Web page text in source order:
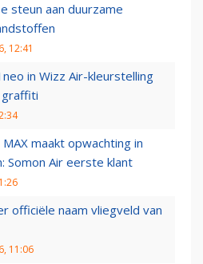
steun aan duurzame
12:41
in Wizz Air-kleurstelling
maakt opwachting in
Somon Air eerste klant
officiële naam vliegveld van
11:06